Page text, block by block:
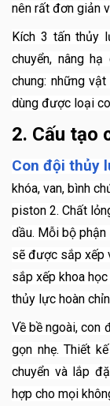
nên rất đơn giản
Kích 3 tấn thủy
chuyển, nâng
chung: những
dùng được loại
2. Cấu tạo
Con đội thủy
khóa, van, bình
piston 2. Chất
dầu. Mỗi bộ
sẽ được sắp xếp
sắp xếp khoa
thủy lực hoàn
Về bề ngoài, con
gọn nhẹ. Thiết
chuyển và lắp
hợp cho mọi